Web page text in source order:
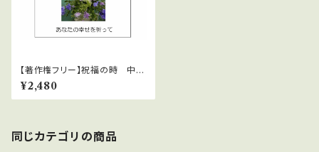
【著作権フリー】祝福の時 中北
利男
¥2,480
同じカテゴリの商品